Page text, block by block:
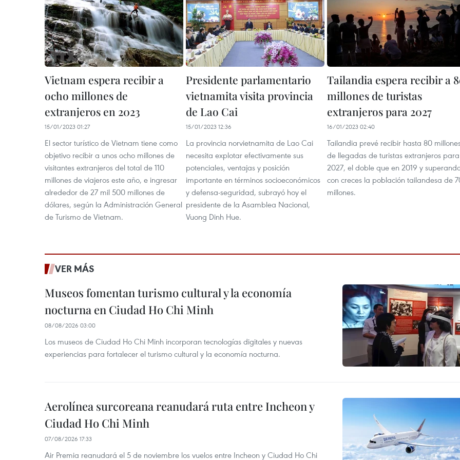
Vietnam espera recibir a
ocho millones de
extranjeros en 2023
15/01/2023 01:27
El sector turístico de Vietnam tiene como
objetivo recibir a unos ocho millones de
visitantes extranjeros del total de 110
millones de viajeros este año, e ingresar
alrededor de 27 mil 500 millones de
dólares, según la Administración General
de Turismo de Vietnam.
Presidente parlamentario
vietnamita visita provincia
de Lao Cai
15/01/2023 12:36
La provincia norvietnamita de Lao Cai
necesita explotar efectivamente sus
potenciales, ventajas y posición
importante en términos socioeconómicos
y defensa-seguridad, subrayó hoy el
presidente de la Asamblea Nacional,
Vuong Dinh Hue.
Tailandia espera recibir a
millones de turistas
extranjeros para 2027
16/01/2023 02:40
Tailandia prevé recibir hasta 80
de llegadas de turistas extranjeros para
2027, el doble que en 2019 y
con creces la población tailandesa de
millones.
VER MÁS
Museos fomentan turismo cultural y la economía
nocturna en Ciudad Ho Chi Minh
08/08/2026 03:00
Los museos de Ciudad Ho Chi Minh incorporan tecnologías digitales y nuevas
experiencias para fortalecer el turismo cultural y la economía nocturna.
Aerolínea surcoreana reanudará ruta entre Incheon y
Ciudad Ho Chi Minh
07/08/2026 17:33
Air Premia reanudará el 5 de noviembre los vuelos entre Incheon y Ciudad Ho Chi